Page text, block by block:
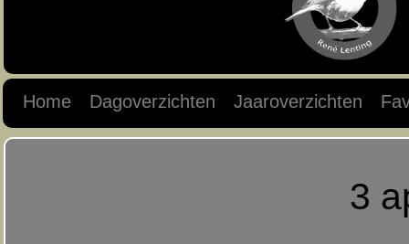
Home Dagoverzichten Jaaroverzichten
3